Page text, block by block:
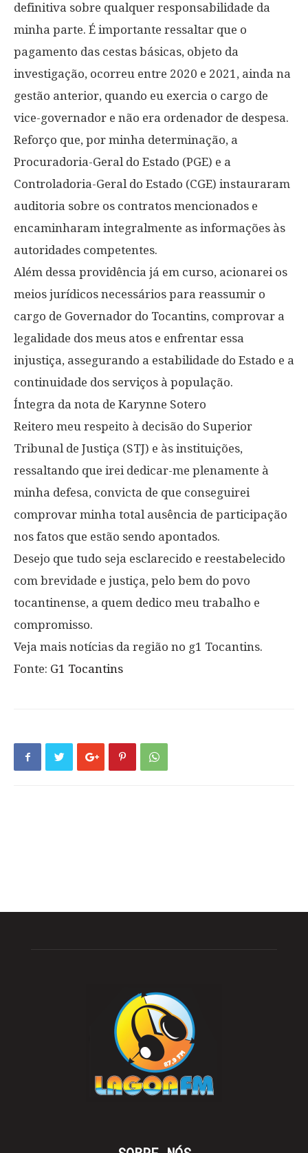
definitiva sobre qualquer responsabilidade da
minha parte. É importante ressaltar que o
pagamento das cestas básicas, objeto da
investigação, ocorreu entre 2020 e 2021, ainda na
gestão anterior, quando eu exercia o cargo de
vice-governador e não era ordenador de despesa.
Reforço que, por minha determinação, a
Procuradoria-Geral do Estado (PGE) e a
Controladoria-Geral do Estado (CGE) instauraram
auditoria sobre os contratos mencionados e
encaminharam integralmente as informações às
autoridades competentes.
Além dessa providência já em curso, acionarei os
meios jurídicos necessários para reassumir o
cargo de Governador do Tocantins, comprovar a
legalidade dos meus atos e enfrentar essa
injustiça, assegurando a estabilidade do Estado e a
continuidade dos serviços à população.
Íntegra da nota de Karynne Sotero
Reitero meu respeito à decisão do Superior
Tribunal de Justiça (STJ) e às instituições,
ressaltando que irei dedicar-me plenamente à
minha defesa, convicta de que conseguirei
comprovar minha total ausência de participação
nos fatos que estão sendo apontados.
Desejo que tudo seja esclarecido e reestabelecido
com brevidade e justiça, pelo bem do povo
tocantinense, a quem dedico meu trabalho e
compromisso.
Veja mais notícias da região no g1 Tocantins.
Fonte: G1 Tocantins